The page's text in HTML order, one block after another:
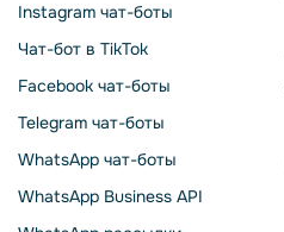
Instagram чат-боты
Чат-бот в TikTok
Facebook чат-боты
Telegram чат-боты
WhatsApp чат-боты
WhatsApp Business API